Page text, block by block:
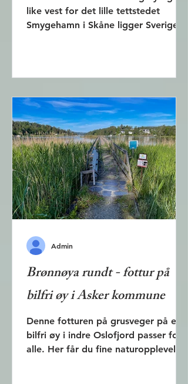
like vest for det lille tettstedet
Smygehamn i Skåne ligger Sveriges
Brønnøya rundt - fottur på
bilfri øy i Asker kommune
Denne fotturen på grusveger på en
bilfri øy i indre Oslofjord passer for
alle. Her får du fine naturopplevelser
Admin